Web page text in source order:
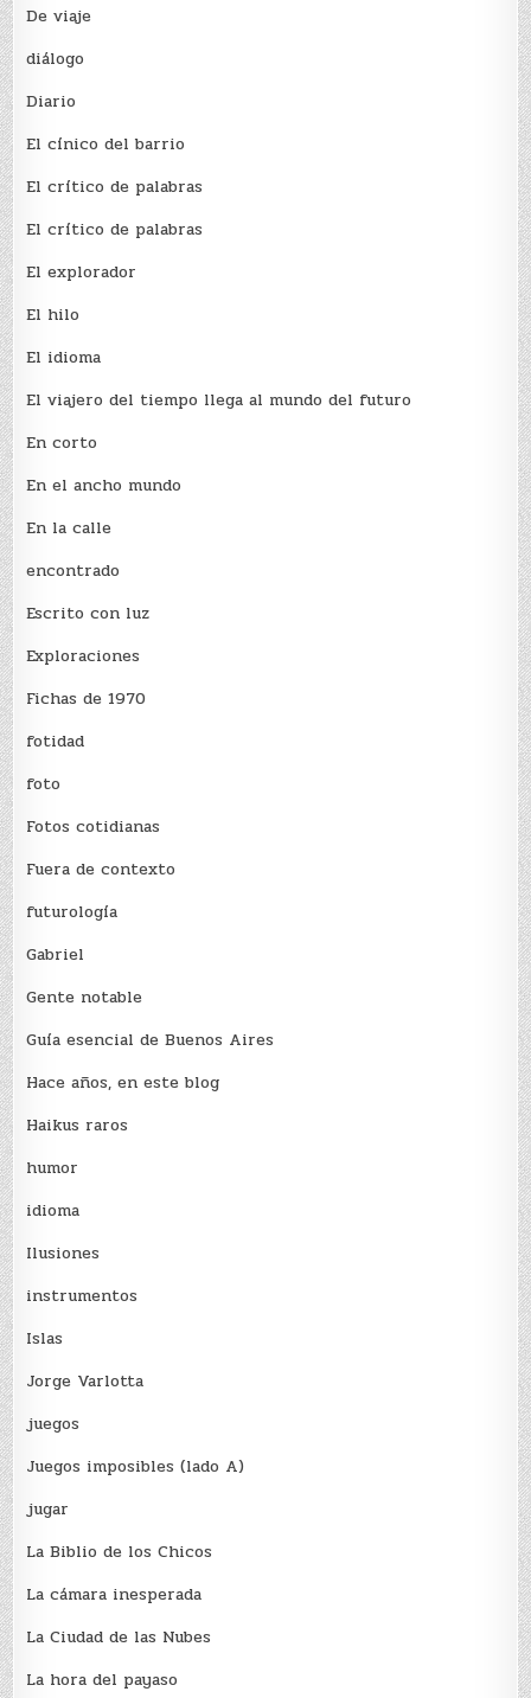
De viaje
diálogo
Diario
El cínico del barrio
El crí­tico de palabras
El crí­tico de palabras
El explorador
El hilo
El idioma
El viajero del tiempo llega al mundo del futuro
En corto
En el ancho mundo
En la calle
encontrado
Escrito con luz
Exploraciones
Fichas de 1970
fotidad
foto
Fotos cotidianas
Fuera de contexto
futurología
Gabriel
Gente notable
Guía esencial de Buenos Aires
Hace años, en este blog
Haikus raros
humor
idioma
Ilusiones
instrumentos
Islas
Jorge Varlotta
juegos
Juegos imposibles (lado A)
jugar
La Biblio de los Chicos
La cámara inesperada
La Ciudad de las Nubes
La hora del payaso